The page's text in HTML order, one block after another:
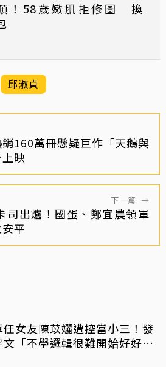
！58歲嫩肌拒修圖 換
邱淑貞
160萬冊懸疑巨作「天鵝與
映
下一篇 →
司出爐！國蛋、鄭宜農領軍
平
任女友陳苡孋遭控當小三！發
文「不學邏輯很難開始好好